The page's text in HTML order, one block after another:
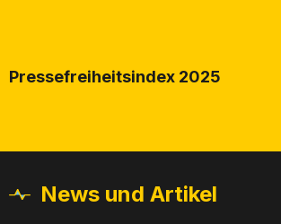
Pressefreiheitsindex 2025
News und Artikel